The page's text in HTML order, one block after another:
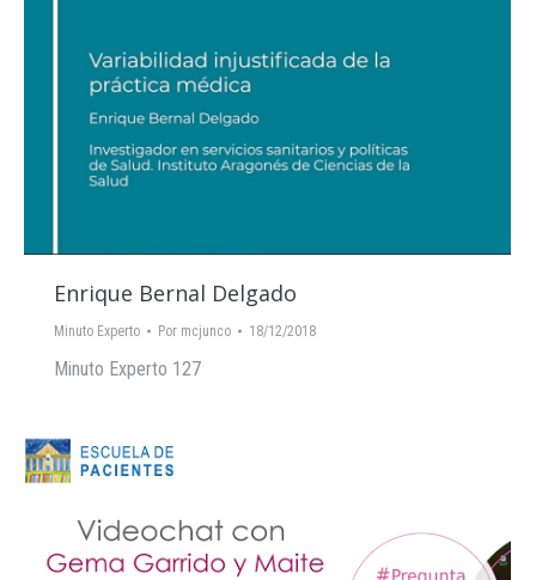
Enrique Bernal Delgado
Minuto Experto Por mcjunco 18/12/2018
Minuto Experto 127